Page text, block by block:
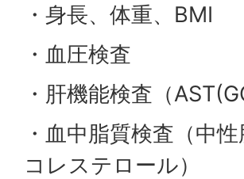
・身長、体重、BMI
・血圧検査
・肝機能検査（
・血中脂質検査（中
コレステロール）